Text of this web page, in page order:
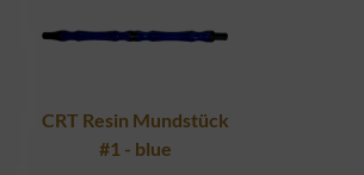
CRT Resin Mundstück
#1 - blue